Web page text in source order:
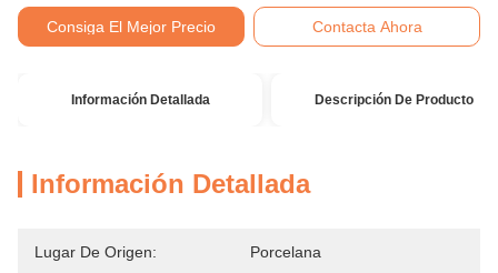
Consiga El Mejor Precio Contacta Ahora
Información Detallada Descripción De Producto
Información Detallada
Lugar De Origen: Porcelana